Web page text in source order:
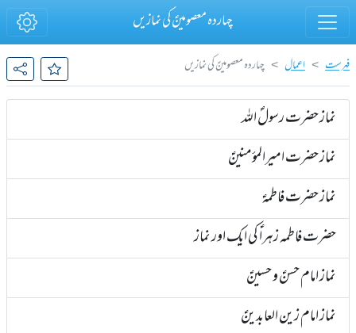
چہاردہ معصومینؑ کی نمازیں
فہرست اعمال چہاردہ معصومینؑ کی نمازیں
نماز حضرت رسولؐ اللہ
نماز حضرت امیرالمؤمنینؑ
نماز حضرت فاطمہؑ
حضرت فاطمہ زہراؑ کی ایک اور نماز
نماز امام حسنؑ و حسینؑ
نماز امام زین العابدینؑ